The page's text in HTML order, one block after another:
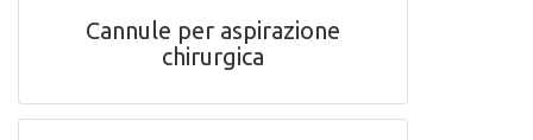
Cannule per aspirazione
chirurgica